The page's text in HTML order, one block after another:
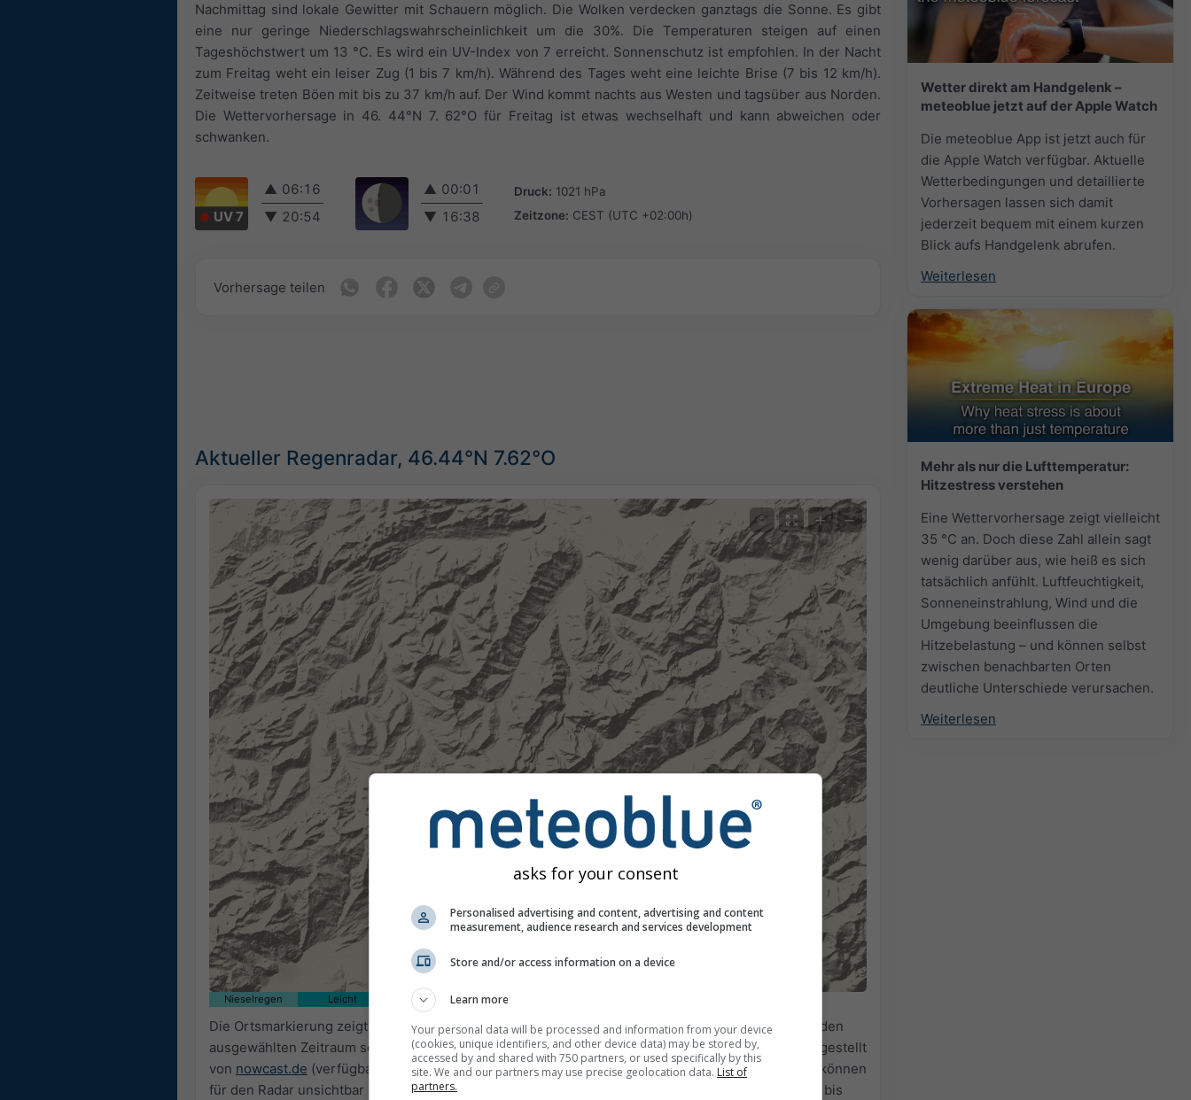
Wetter direkt am Handgelenk –
meteoblue jetzt auf der Apple Watch
Die meteoblue App ist jetzt auch für
die Apple Watch verfügbar. Aktuelle
Wetterbedingungen und detaillierte
Vorhersagen lassen sich damit
jederzeit bequem mit einem kurzen
Blick aufs Handgelenk abrufen.
Weiterlesen
Mehr als nur die Lufttemperatur:
Hitzestress verstehen
Eine Wettervorhersage zeigt vielleicht
35 °C an. Doch diese Zahl allein sagt
wenig darüber aus, wie heiß es sich
tatsächlich anfühlt. Luftfeuchtigkeit,
Sonneneinstrahlung, Wind und die
Umgebung beeinflussen die
Hitzebelastung – und können selbst
zwischen benachbarten Orten
deutliche Unterschiede verursachen.
Weiterlesen
Nachmittag sind lokale Gewitter mit Schauern möglich. Die Wolken verdecken ganztags die Sonne. Es gibt
eine nur geringe Niederschlagswahrscheinlichkeit um die 30%. Die Temperaturen steigen auf einen
Tageshöchstwert um 13 °C. Es wird ein UV-Index von 7 erreicht. Sonnenschutz ist empfohlen. In der Nacht
zum Freitag weht ein leiser Zug (1 bis 7 km/h). Während des Tages weht eine leichte Brise (7 bis 12 km/h).
Zeitweise treten Böen mit bis zu 37 km/h auf. Der Wind kommt nachts aus Westen und tagsüber aus Norden.
Die Wettervorhersage in 46. 44°N 7. 62°O für Freitag ist etwas wechselhaft und kann abweichen oder
schwanken.
UV 7
▲ 06:16
▼ 20:54
▲ 00:01
▼ 16:38
Druck: 1021 hPa
Zeitzone: CEST (UTC +02:00h)
Vorhersage teilen
Aktueller Regenradar, 46.44°N 7.62°O
© + −
Nieselregen Leicht Moderat Stark
Die Ortsmarkierung zeigt auf 46.44°N 7.62°O. Diese Animation zeigt dasNiederschlagsradar
für den
ausgewählten Zeitraum sowie eine2h-Vorhersage. Orange Kreuze zeigen Blitze an. Daten bereitgestellt
von nowcast.de (verfügbar in den USA, Europa, Australien). Nieselregen oder leichter Schneefall können
für den Radar unsichtbar sein.
Die Niederschlagsintensität
ist farbcodiert und reicht von hellblau bis
asks for your consent
Personalised advertising and content, advertising and content
measurement, audience research and services development
Store and/or access information on a device
Learn more
Your personal data will be processed and information from your device
(cookies, unique identifiers, and other device data) may be stored by,
accessed by and shared with 750 partners, or used specifically by this
site. We and our partners may use precise geolocation data. List of
partners.